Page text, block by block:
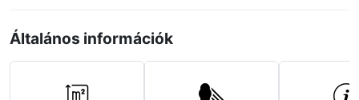
Általános információk